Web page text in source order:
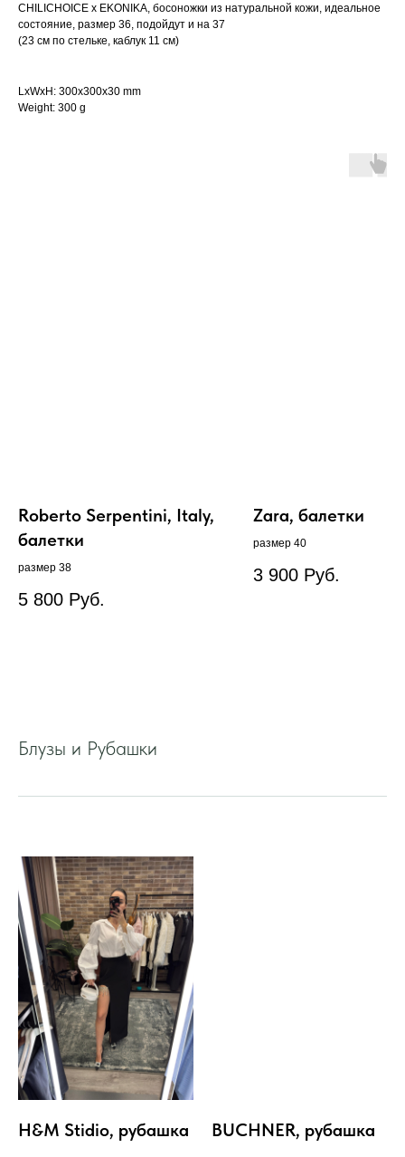
CHILICHOICE x EKONIKA, босоножки из натуральной кожи, идеальное
состояние, размер 36, подойдут и на 37
(23 см по стельке, каблук 11 см)
LxWxH: 300x300x30 mm
Weight: 300 g
Roberto Serpentini, Italy,
балетки
размер 38
5 800 Руб.
Zara, балетки
размер 40
3 900 Руб.
Блузы и Рубашки
H&M Stidio, рубашка BUCHNER, рубашка